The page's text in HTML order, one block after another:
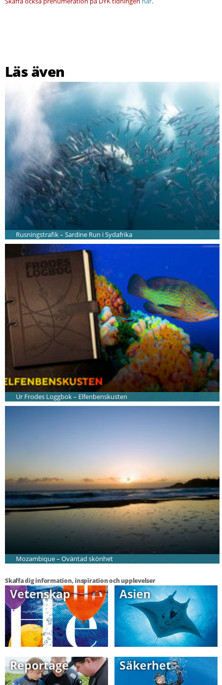
Läs även
Rusningstrafik – Sardine Run i Sydafrika
Ur Frodes Loggbok – Elfenbenskusten
Mozambique – Oväntad skönhet
Skaffa dig information, inspiration och upplevelser
Vetenskap Asien
Reportage Säkerhet